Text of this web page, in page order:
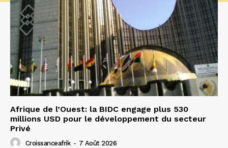
Afrique de l’Ouest: la BIDC engage plus 530
millions USD pour le développement du secteur
Privé
Croissanceafrik - 7 Août 2026